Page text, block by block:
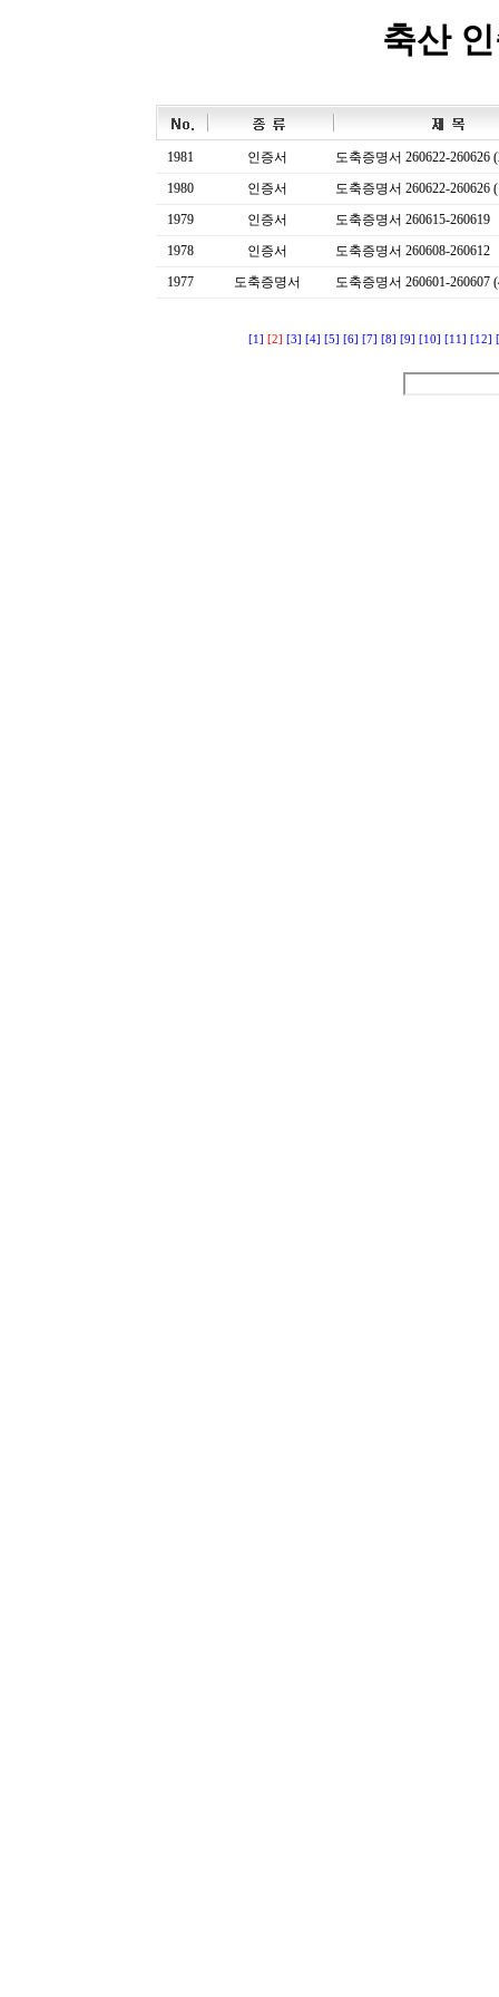
축산
1981 인증서
도축증명서 260622-260626
1980
인증서
도축증명서 260622-260626
1979
인증서
도축증명서 260615-260619
1978
인증서
도축증명서 260608-260612
1977
도축증명서 도축증명서 260601-260607
[1] [2] [3] [4] [5] [6] [7] [8] [9] [10] [11] [12]